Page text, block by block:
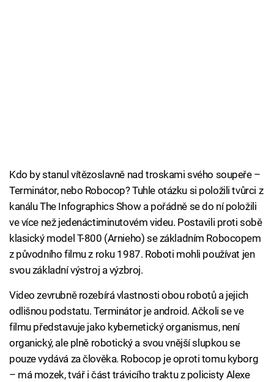
Kdo by stanul vítězoslavně nad troskami svého soupeře –
Terminátor, nebo Robocop? Tuhle otázku si položili tvůrci z
kanálu The Infographics Show a pořádně se do ní položili
ve více než jedenáctiminutovém videu. Postavili proti sobě
klasický model T-800 (Arnieho) se základním Robocopem
z původního filmu z roku 1987. Roboti mohli používat jen
svou základní výstroj a výzbroj.
Video zevrubně rozebírá vlastnosti obou robotů a jejich
odlišnou podstatu. Terminátor je android. Ačkoli se ve
filmu představuje jako kybernetický organismus, není
organický, ale plně robotický a svou vnější slupkou se
pouze vydává za člověka. Robocop je oproti tomu kyborg
– má mozek, tvář i část trávicího traktu z policisty Alexe